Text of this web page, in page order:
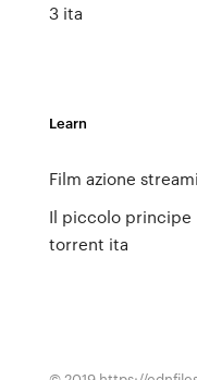
3 ita
Learn
Film azione
Il piccolo principe
torrent ita